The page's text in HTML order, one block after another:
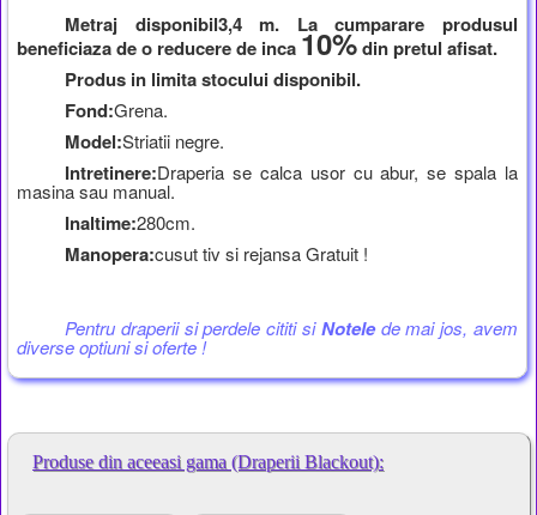
Metraj disponibil3,4 m. La cumparare produsul
beneficiaza de o reducere de inca10%din pretul afisat.
Produs in limita stocului disponibil.
Fond:Grena.
Model:Striatii negre.
Intretinere:Draperia se calca usor cu abur, se spala la
masina sau manual.
Inaltime:280cm.
Manopera:cusut tiv si rejansa Gratuit !
Pentru draperii si perdele cititi siNotelede mai jos, avem
diverse optiuni si oferte !
Produse din aceeasi gama (Draperii Blackout):